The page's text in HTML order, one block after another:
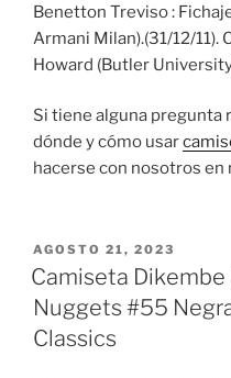
Benetton Treviso :
Armani Milan).(31/12/11).
Howard (Butler
Si tiene alguna pregunta
dónde y cómo usar
hacerse con nosotros en
PUBLICADO
EL
AGOSTO 21, 2023
Camiseta
Nuggets #55
Classics